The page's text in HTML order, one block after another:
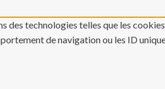
des technologies telles que les
de navigation ou les ID